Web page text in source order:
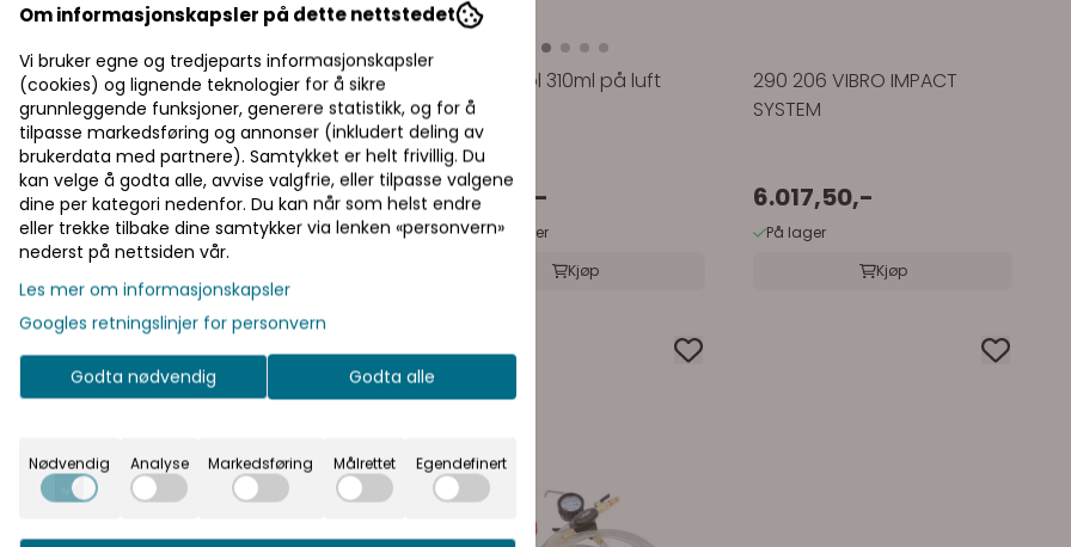
Bosch Luftpumpe
Easypump 3,6V
961,25,-
På lager
Fugepistol 310ml på luft
53567
983,75,-
Ikke på lager
Kjøp
290 206 VIBRO IMPACT
SYSTEM
6.017,50,-
På lager
Kjøp
Priser inkl. eller ekskl. mva
I denne butikken kan du velge om du
vil se prisene med eller uten moms.
Inkl. mva
Om informasjonskapsler på dette nettstedet
Vi bruker egne og tredjeparts informasjonskapsler
(cookies) og lignende teknologier for å sikre
grunnleggende funksjoner, generere statistikk, og for å
tilpasse markedsføring og annonser (inkludert deling av
brukerdata med partnere). Samtykket er helt frivillig. Du
kan velge å godta alle, avvise valgfrie, eller tilpasse valgene
dine per kategori nedenfor. Du kan når som helst endre
eller trekke tilbake dine samtykker via lenken «personvern»
nederst på nettsiden vår.
Les mer om informasjonskapsler
Googles retningslinjer for personvern
Godta nødvendig Godta alle
Nødvendig Analyse Markedsføring Målrettet Egendefinert